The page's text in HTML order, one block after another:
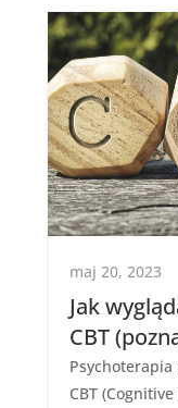
Jak
CBT
maj 20, 2023
CBT